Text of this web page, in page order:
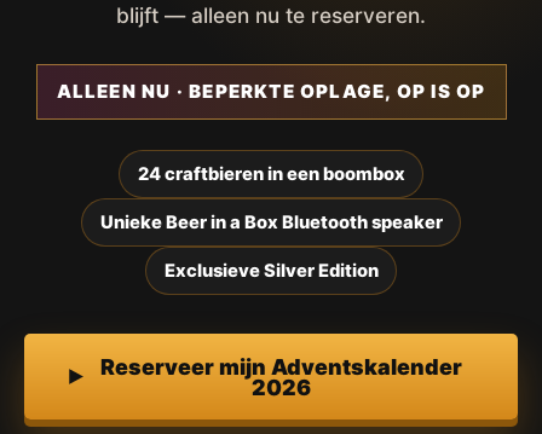
blijft — alleen nu te reserveren.
ALLEEN NU · BEPERKTE OPLAGE, OP IS OP
24 craftbieren in een boombox
Unieke Beer in a Box Bluetooth speaker
Exclusieve Silver Edition
Reserveer mijn Adventskalender
2026